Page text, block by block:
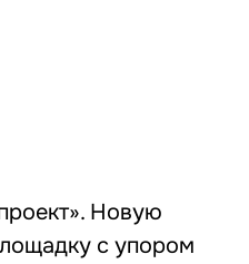
Новую
с упором